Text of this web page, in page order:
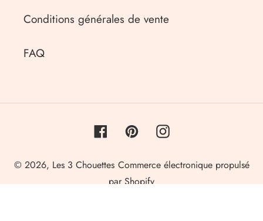
Conditions générales de vente
FAQ
FacebookPinterestInstagram
© 2026, Les 3 Chouettes Commerce électronique propulsé
par Shopify